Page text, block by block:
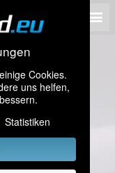
Cookies.
uns helfen,
Statistiken